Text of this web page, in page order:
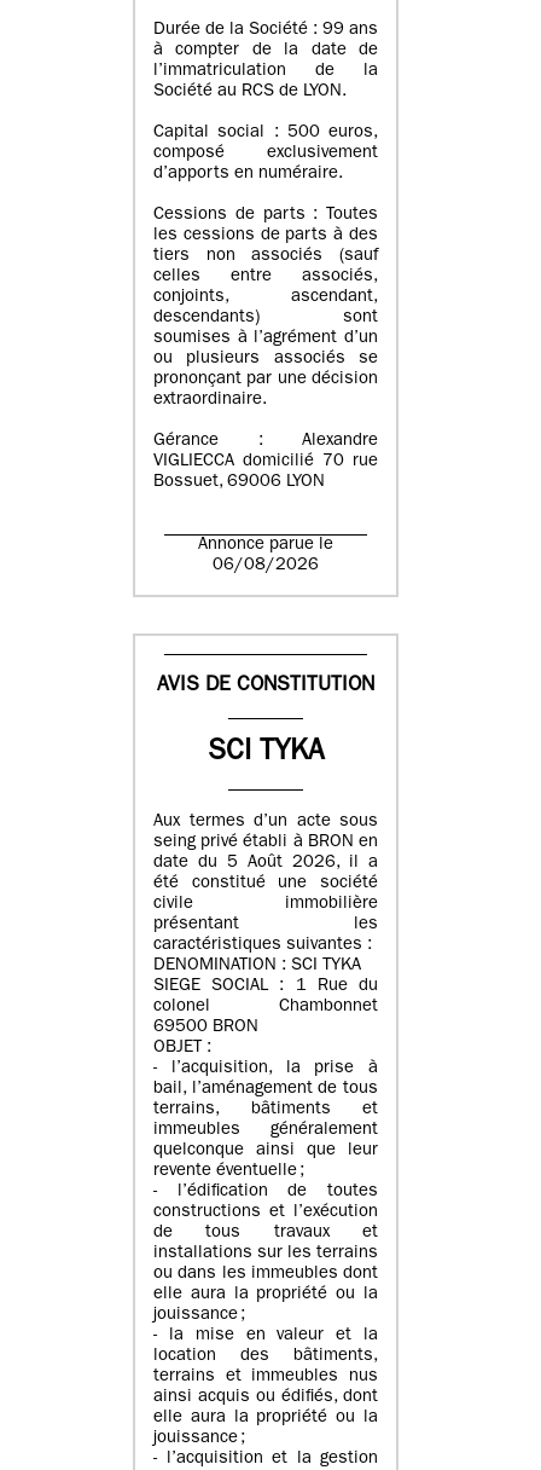
Durée de la Société : 99 ans
à compter de la date de
l’immatriculation de la
Société au RCS de LYON.
Capital social : 500 euros,
composé exclusivement
d’apports en numéraire.
Cessions de parts : Toutes
les cessions de parts à des
tiers non associés (sauf
celles entre associés,
conjoints, ascendant,
descendants) sont
soumises à l’agrément d’un
ou plusieurs associés se
prononçant par une décision
extraordinaire.
Gérance : Alexandre
VIGLIECCA domicilié 70 rue
Bossuet, 69006 LYON
Annonce parue le
06/08/2026
AVIS DE CONSTITUTION
SCI TYKA
Aux termes d’un acte sous
seing privé établi à BRON en
date du 5 Août 2026, il a
été constitué une société
civile immobilière
présentant les
caractéristiques suivantes :
DENOMINATION : SCI TYKA
SIEGE SOCIAL : 1 Rue du
colonel Chambonnet
69500 BRON
OBJET :
- l’acquisition, la prise à
bail, l’aménagement de tous
terrains, bâtiments et
immeubles généralement
quelconque ainsi que leur
revente éventuelle ;
- l’édification de toutes
constructions et l’exécution
de tous travaux et
installations sur les terrains
ou dans les immeubles dont
elle aura la propriété ou la
jouissance ;
- la mise en valeur et la
location des bâtiments,
terrains et immeubles nus
ainsi acquis ou édifiés, dont
elle aura la propriété ou la
jouissance ;
- l’acquisition et la gestion